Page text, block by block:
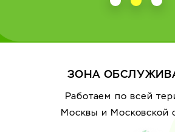
ЗОНА
Работаем по всей
Москвы и Московской